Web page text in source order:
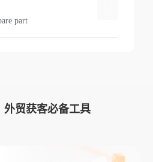
part
外贸获客必备工具